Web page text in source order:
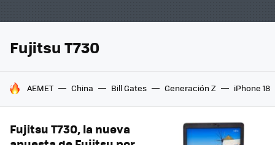
Fujitsu T730
HOY SE HABLA DE
AEMET China Bill Gates Generación Z iPhone 18
Fujitsu T730, la nueva